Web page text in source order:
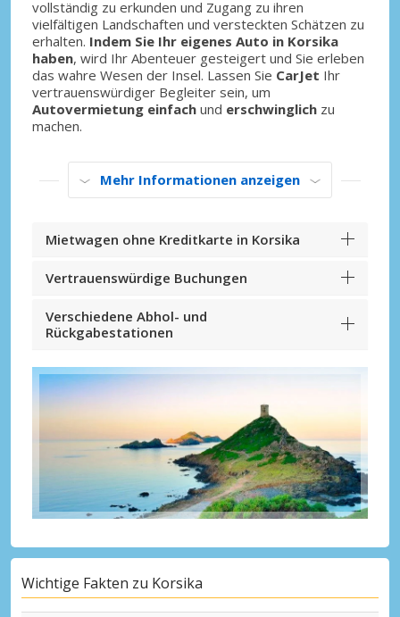
vollständig zu erkunden und Zugang zu ihren
vielfältigen Landschaften und versteckten Schätzen zu
erhalten. Indem Sie Ihr eigenes Auto in Korsika
haben, wird Ihr Abenteuer gesteigert und Sie erleben
das wahre Wesen der Insel. Lassen Sie CarJet Ihr
vertrauenswürdiger Begleiter sein, um
Autovermietung einfach und erschwinglich zu
machen.
Mehr Informationen anzeigen
Mietwagen ohne Kreditkarte in Korsika
Vertrauenswürdige Buchungen
Verschiedene Abhol- und
Rückgabestationen
Wichtige Fakten zu Korsika